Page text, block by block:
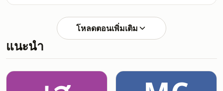
สัมพันธ์ด้วยเลยดังนั้นนอกจากเรื่องรสนิยม
แล้ว มีอะไรที่เราต้องรู้ในตัวค
จากความรักครั้งนั้นมันไม่เคยหายไป อาจ
จะเคยได้ยินมาว่าเวลาจะรักษาใจเราเอง
มีหน้าที่ที่จะช่วยให้ตัวเองหายเจ็บด้วย
เหมือนกันนั่นคือการอนุญาตให้เวลาทำงาน
โหลดตอนเพิ่มเติม
แนะนำ